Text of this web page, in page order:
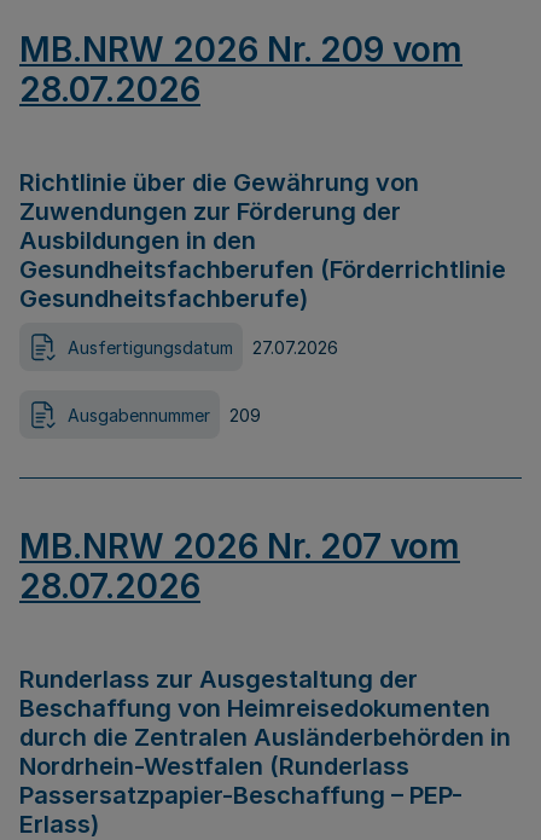
MB.NRW 2026 Nr. 209 vom
28.07.2026
Richtlinie über die Gewährung von
Zuwendungen zur Förderung der
Ausbildungen in den
Gesundheitsfachberufen (Förderrichtlinie
Gesundheitsfachberufe)
Ausfertigungsdatum 27.07.2026
Ausgabennummer 209
MB.NRW 2026 Nr. 207 vom
28.07.2026
Runderlass zur Ausgestaltung der
Beschaffung von Heimreisedokumenten
durch die Zentralen Ausländerbehörden in
Nordrhein-Westfalen (Runderlass
Passersatzpapier-Beschaffung – PEP-
Erlass)